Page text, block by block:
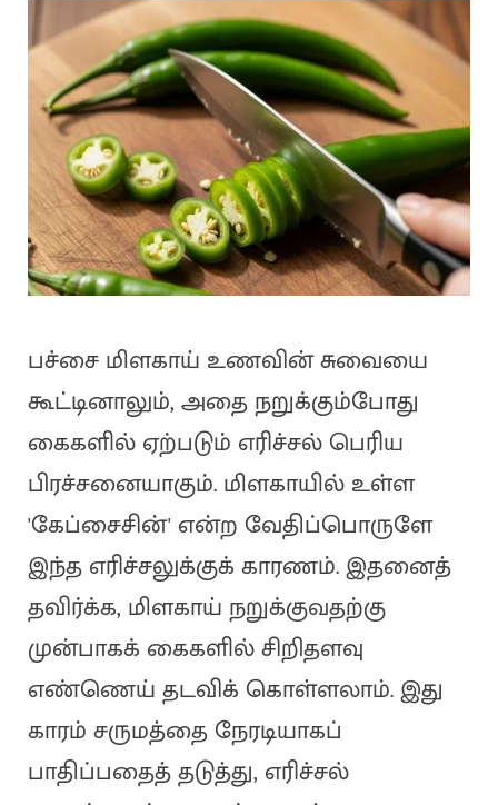
பச்சை மிளகாய் உணவின் சுவையை
கூட்டினாலும், அதை நறுக்கும்போது
கைகளில் ஏற்படும் எரிச்சல் பெரிய
பிரச்சனையாகும். மிளகாயில் உள்ள
'கேப்சைசின்' என்ற வேதிப்பொருளே
இந்த எரிச்சலுக்குக் காரணம். இதனைத்
தவிர்க்க, மிளகாய் நறுக்குவதற்கு
முன்பாகக் கைகளில் சிறிதளவு
எண்ணெய் தடவிக் கொள்ளலாம். இது
காரம் சருமத்தை நேரடியாகப்
பாதிப்பதைத் தடுத்து, எரிச்சல்